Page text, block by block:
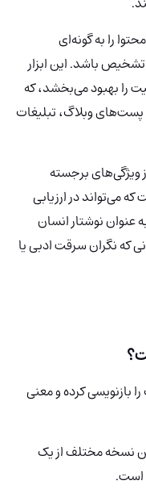
را به گونه‌ای
تشخیص باشد. این ابزار
را بهبود می‌بخشد، که
پست‌های وبلاگ، تبلیغات
ویژگی‌های برجسته
می‌تواند در ارزیابی
نوشتار انسان
که نگران سرقت ادبی یا
بازنویسی کرده و معنی
نسخه مختلف از یک